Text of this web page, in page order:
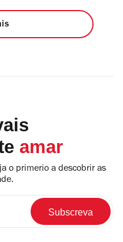
amar
o primerio a descobrir as